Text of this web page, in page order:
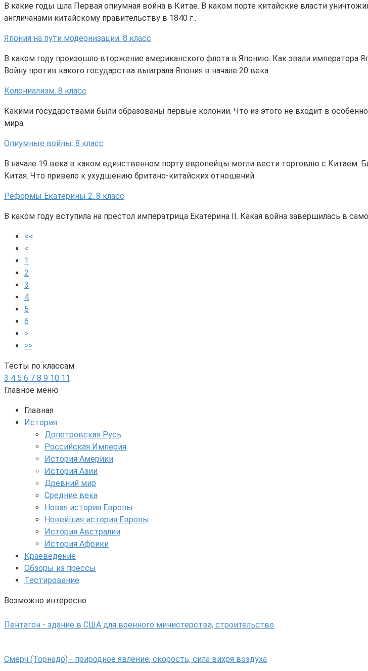
В какие годы шла Первая опиумная война в Китае. В каком порте китайские власти
англичанами китайскому правительству в 1840 г..
Япония на пути модернизации. 8 класс
В каком году произошло вторжение американского флота в Японию. Как звали императора
Войну против какого государства выиграла Япония в начале 20 века.
Колониализм. 8 класс
Какими государствами были образованы первые колонии. Что из этого не входит в
мира.
Опиумные войны. 8 класс
В начале 19 века в каком единственном порту европейцы могли вести торговлю с Китаем.
Китая. Что привело к ухудшению британо-китайских отношений.
Реформы Екатерины 2. 8 класс
В каком году вступила на престол императрица Екатерина II. Какая война завершилась в
<<
<
1
2
3
4
5
6
>
>>
Тесты по классам
3 4 5 6 7 8 9 10 11
Главное меню
Главная
История
Допетровская Русь
Российская Империя
История Америки
История Азии
Древний мир
Средние века
Новая история Европы
Новейшая история Европы
История Австралии
История Африки
Краеведение
Обзоры из прессы
Тестирование
Возможно интересно
Пентагон - здание в США для военного министерства, строительство
Смерч (Торнадо) - природное явление, скорость, сила вихря воздуха